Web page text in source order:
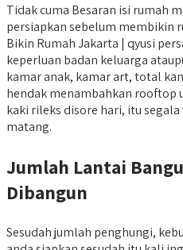
Tidak cuma Besaran isi rumah
persiapkan sebelum membikin
Bikin Rumah Jakarta | qyusi
keperluan badan keluarga
kamar anak, kamar art, total
hendak menambahkan rooftop
kaki rileks disore hari, itu
matang.
Jumlah Lantai
Dibangun
Sesudah jumlah penghungi,